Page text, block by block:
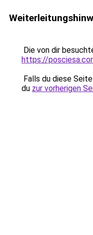
Die von dir
https://
Falls du diese
du zur vorherigen